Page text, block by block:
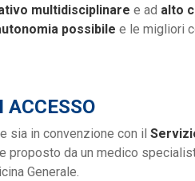
multidisciplinare e ad alto
possibile e le migliori
ACCESSO
sia in convenzione con il
proposto da un medico
Generale.